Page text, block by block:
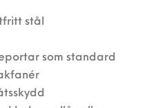
stål
som standard